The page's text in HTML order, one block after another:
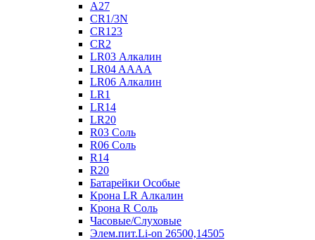
A27
CR1/3N
CR123
CR2
LR03 Алкалин
LR04 AAAA
LR06 Алкалин
LR1
LR14
LR20
R03 Соль
R06 Соль
R14
R20
Батарейки Особые
Крона LR Алкалин
Крона R Соль
Часовые/Слуховые
Элем.пит.Li-on 26500,14505